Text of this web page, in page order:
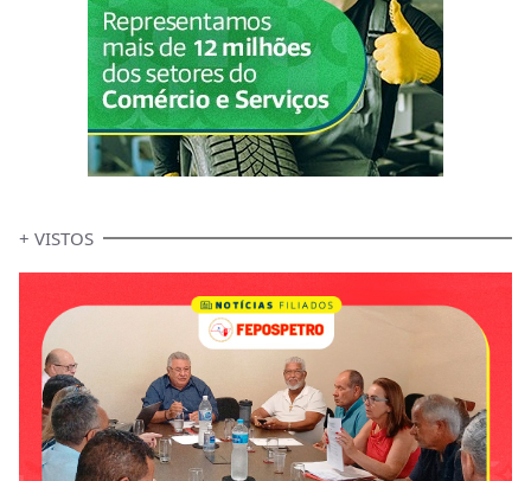
+ VISTOS